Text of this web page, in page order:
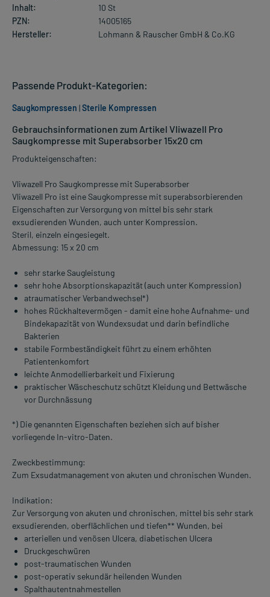
Inhalt:
10 St
PZN:
14005165
Hersteller:
Lohmann & Rauscher GmbH & Co.KG
Gebrauchsinformationen zum Artikel Vliwazell Pro
Saugkompresse mit Superabsorber 15x20 cm
Produkteigenschaften:
Vliwazell Pro Saugkompresse mit Superabsorber
Vliwazell Pro ist eine Saugkompresse mit superabsorbierenden
Eigenschaften zur Versorgung von mittel bis sehr stark
exsudierenden Wunden, auch unter Kompression.
Steril, einzeln eingesiegelt.
Abmessung: 15 x 20 cm
sehr starke Saugleistung
sehr hohe Absorptionskapazität (auch unter Kompression)
atraumatischer Verbandwechsel*)
hohes Rückhaltevermögen - damit eine hohe Aufnahme- und
Bindekapazität von Wundexsudat und darin befindliche
Bakterien
stabile Formbeständigkeit führt zu einem erhöhten
Patientenkomfort
leichte Anmodellierbarkeit und Fixierung
praktischer Wäscheschutz schützt Kleidung und Bettwäsche
vor Durchnässung
*) Die genannten Eigenschaften beziehen sich auf bisher
vorliegende In-vitro-Daten.
Zweckbestimmung:
Zum Exsudatmanagement von akuten und chronischen Wunden.
Indikation:
Zur Versorgung von akuten und chronischen, mittel bis sehr stark
exsudierenden, oberflächlichen und tiefen** Wunden, bei
arteriellen und venösen Ulcera, diabetischen Ulcera
Druckgeschwüren
post-traumatischen Wunden
post-operativ sekundär heilenden Wunden
Spalthautentnahmestellen
Passende Produkt-Kategorien:
Saugkompressen |Sterile Kompressen